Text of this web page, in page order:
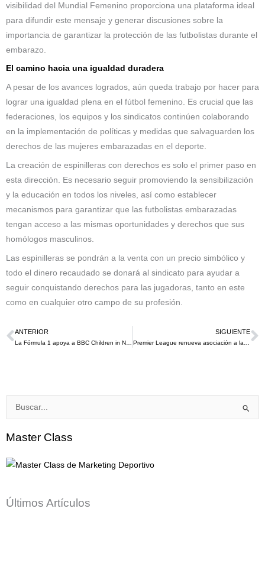
visibilidad del Mundial Femenino proporciona una plataforma ideal
para difundir este mensaje y generar discusiones sobre la
importancia de garantizar la protección de las futbolistas durante el
embarazo.
El camino hacia una igualdad duradera
A pesar de los avances logrados, aún queda trabajo por hacer para
lograr una igualdad plena en el fútbol femenino. Es crucial que las
federaciones, los equipos y los sindicatos continúen colaborando
en la implementación de políticas y medidas que salvaguarden los
derechos de las mujeres embarazadas en el deporte.
La creación de espinilleras con derechos es solo el primer paso en
esta dirección. Es necesario seguir promoviendo la sensibilización
y la educación en todos los niveles, así como establecer
mecanismos para garantizar que las futbolistas embarazadas
tengan acceso a las mismas oportunidades y derechos que sus
homólogos masculinos.
Las espinilleras se pondrán a la venta con un precio simbólico y
todo el dinero recaudado se donará al sindicato para ayudar a
seguir conquistando derechos para las jugadoras, tanto en este
como en cualquier otro campo de su profesión.
Ant
ANTERIOR SIGUIENTE
Buscar
Master Class
Últimos Artículos